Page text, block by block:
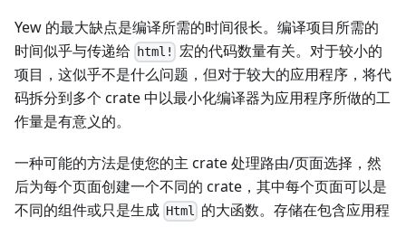
Yew 的最大缺点是编译所需的时间很长。编译项目所需的
时间似乎与传递给 html!
宏的代码数量有关。对于较小的
项目，这似乎不是什么问题，但对于较大的应用程序，将代
码拆分到多个 crate 中以最小化编译器为应用程序所做的工
作量是有意义的。
一种可能的方法是使您的主 crate 处理路由/页面选择，然
后为每个页面创建一个不同的 crate，其中每个页面可以是
不同的组件或只是生成 Html 的大函数。存储在包含应用程